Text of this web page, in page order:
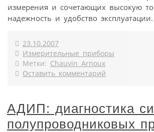
измерения и сочетающих высокую
надежность и удобство эксплуатации.
23.10.2007
Измерительные приборы
Метки: Chauvin Arnoux
Оставить комментарий
АДИП: диагностика
полупроводниковых